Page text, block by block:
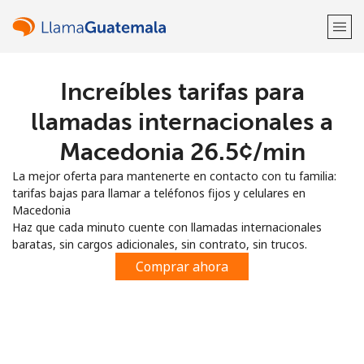
¡Bienvenido!
Regístrate con
o
Increíbles tarifas para
llamadas internacionales a
Macedonia ⁦26.5¢⁩/min
La mejor oferta para mantenerte en contacto con tu familia:
tarifas bajas para llamar a teléfonos fijos y celulares en
Macedonia
Haz que cada minuto cuente con llamadas internacionales
baratas, sin cargos adicionales, sin contrato, sin trucos.
Comprar ahora